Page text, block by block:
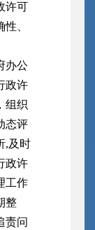
许可
、
办公
政许
组织
态评
,及时
政许
工作
整
责问